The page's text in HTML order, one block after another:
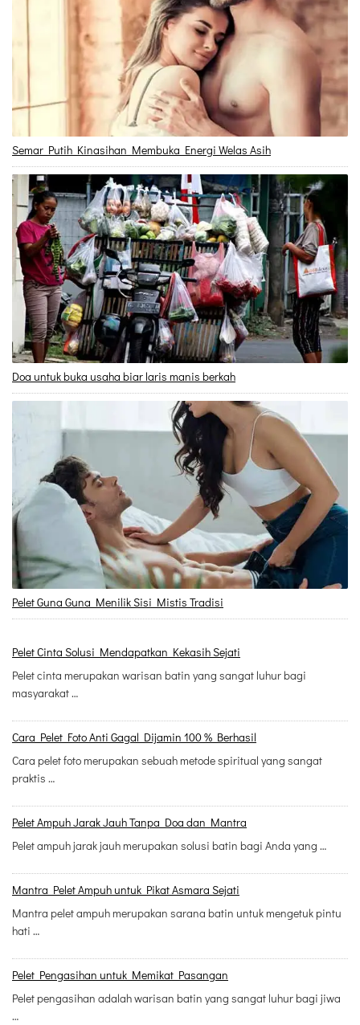
Semar Putih Kinasihan Membuka Energi Welas Asih
Doa untuk buka usaha biar laris manis berkah
Pelet Guna Guna Menilik Sisi Mistis Tradisi
Pelet Cinta Solusi Mendapatkan Kekasih Sejati
Pelet cinta merupakan warisan batin yang sangat luhur bagi
masyarakat …
Cara Pelet Foto Anti Gagal Dijamin 100 % Berhasil
Cara pelet foto merupakan sebuah metode spiritual yang sangat
praktis …
Pelet Ampuh Jarak Jauh Tanpa Doa dan Mantra
Pelet ampuh jarak jauh merupakan solusi batin bagi Anda yang …
Mantra Pelet Ampuh untuk Pikat Asmara Sejati
Mantra pelet ampuh merupakan sarana batin untuk mengetuk pintu
hati …
Pelet Pengasihan untuk Memikat Pasangan
Pelet pengasihan adalah warisan batin yang sangat luhur bagi jiwa
…